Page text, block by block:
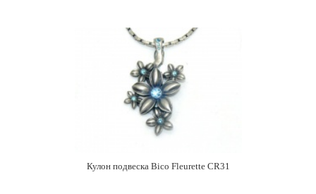
Кулон подвеска Bico Fleurette CR31